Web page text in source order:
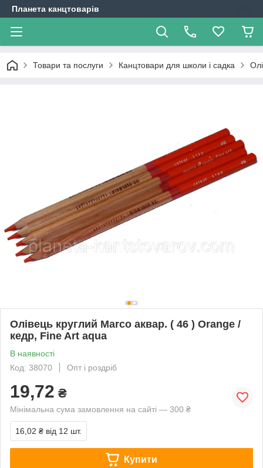
Планета канцтоварів
Товари та послуги Канцтовари для школи і садка
Олівець круглий Marco аквар. ( 46 ) Orange /
кедр, Fine Art aqua
В наявності
Код: 38070
Опт і роздріб
19,72 ₴
Мінімальна сума замовлення на сайті — 300 ₴
16,02 ₴ від 12 шт.
Купити